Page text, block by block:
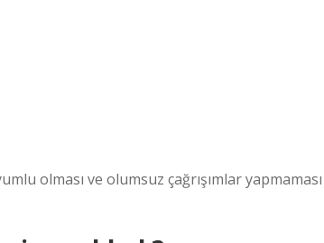
olması ve olumsuz çağrışımlar yapmaması